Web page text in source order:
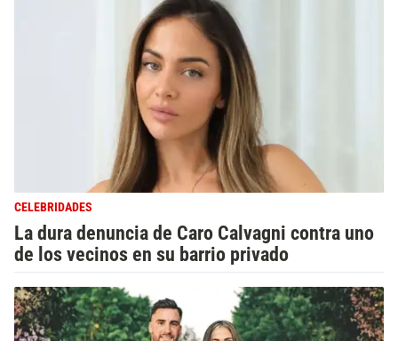
CELEBRIDADES
La dura denuncia de Caro Calvagni contra uno
de los vecinos en su barrio privado